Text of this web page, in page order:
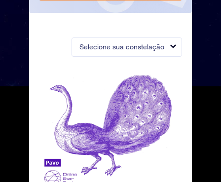
Selecione sua constelação